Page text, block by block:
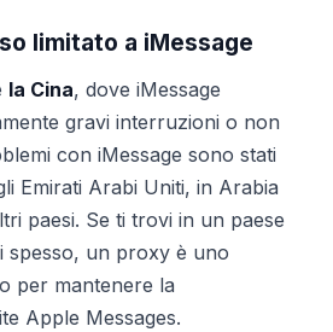
limitato a iMessage
la Cina, dove iMessage
gravi interruzioni o non
con iMessage sono stati
Emirati Arabi Uniti, in Arabia
paesi. Se ti trovi in un paese
spesso, un proxy è uno
per mantenere la
Apple Messages.